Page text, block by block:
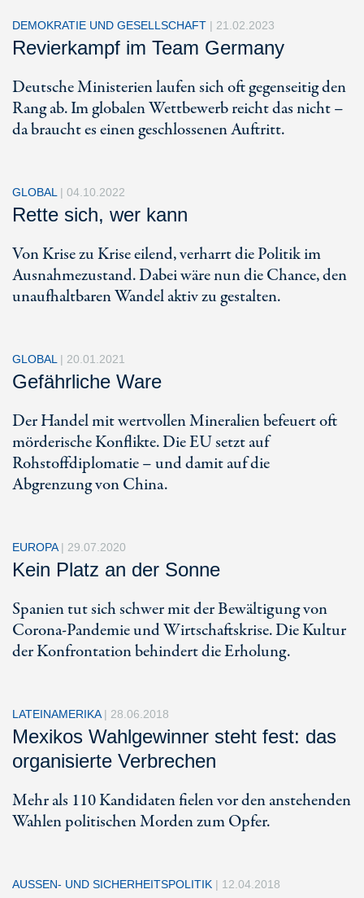
DEMOKRATIE UND GESELLSCHAFT | 21.02.2023
Revierkampf im Team Germany
Deutsche Ministerien laufen sich oft gegenseitig den
Rang ab. Im globalen Wettbewerb reicht das nicht –
da braucht es einen geschlossenen Auftritt.
GLOBAL | 04.10.2022
Rette sich, wer kann
Von Krise zu Krise eilend, verharrt die Politik im
Ausnahmezustand. Dabei wäre nun die Chance, den
unaufhaltbaren Wandel aktiv zu gestalten.
GLOBAL | 20.01.2021
Gefährliche Ware
Der Handel mit wertvollen Mineralien befeuert oft
mörderische Konflikte. Die EU setzt auf
Rohstoffdiplomatie – und damit auf die
Abgrenzung von China.
EUROPA | 29.07.2020
Kein Platz an der Sonne
Spanien tut sich schwer mit der Bewältigung von
Corona-Pandemie und Wirtschaftskrise. Die Kultur
der Konfrontation behindert die Erholung.
LATEINAMERIKA | 28.06.2018
Mexikos Wahlgewinner steht fest: das
organisierte Verbrechen
Mehr als 110 Kandidaten fielen vor den anstehenden
Wahlen politischen Morden zum Opfer.
AUSSEN- UND SICHERHEITSPOLITIK | 12.04.2018